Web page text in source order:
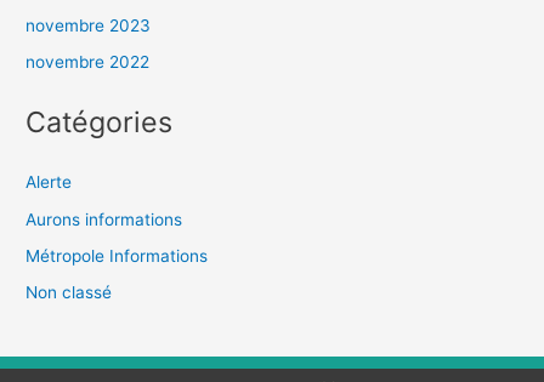
novembre 2023
novembre 2022
Catégories
Alerte
Aurons informations
Métropole Informations
Non classé